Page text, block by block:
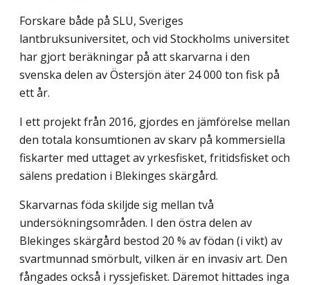
Forskare både på SLU, Sveriges
lantbruksuniversitet, och vid Stockholms universitet
har gjort beräkningar på att skarvarna i den
svenska delen av Östersjön äter 24 000 ton fisk på
ett år.
I ett projekt från 2016, gjordes en jämförelse mellan
den totala konsumtionen av skarv på kommersiella
fiskarter med uttaget av yrkesfisket, fritidsfisket och
sälens predation i Blekinges skärgård.
Skarvarnas föda skiljde sig mellan två
undersökningsområden. I den östra delen av
Blekinges skärgård bestod 20 % av födan (i vikt) av
svartmunnad smörbult, vilken är en invasiv art. Den
fångades också i ryssjefisket. Däremot hittades inga